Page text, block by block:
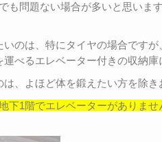
も問題ない場合が多いと思いま
のは、特にタイヤの場合ですが
べるエレベーター付きの収納庫
、よほど体を鍛えたい方を除き
下1階でエレベーターがありま